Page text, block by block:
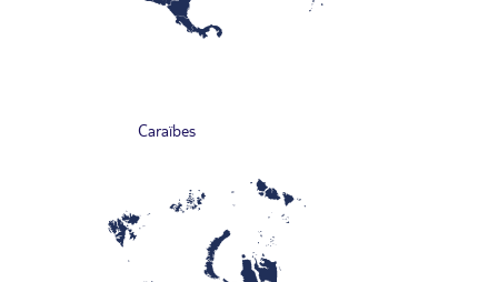
Caraïbes